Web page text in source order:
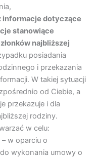
informacje dotyczące
stanowiące
najbliższej
posiadania
i przekazania
W takiej sytuacji
od Ciebie, a
przekazuje i dla
rodziny.
w celu:
– w oparciu o
wykonania umowy o